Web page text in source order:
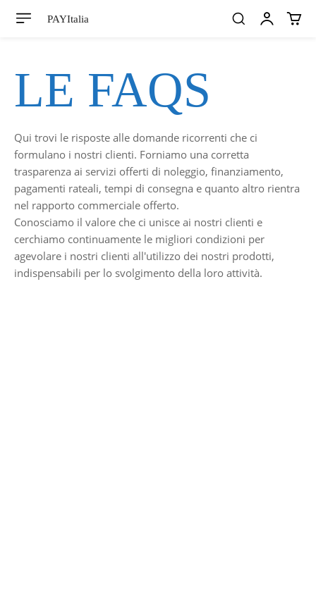
PAYItalia
LE FAQS
Qui trovi le risposte alle domande ricorrenti che ci
formulano i nostri clienti. Forniamo una corretta
trasparenza ai servizi offerti di noleggio, finanziamento,
pagamenti rateali, tempi di consegna e quanto altro rientra
nel rapporto commerciale offerto.
Conosciamo il valore che ci unisce ai nostri clienti e
cerchiamo continuamente le migliori condizioni per
agevolare i nostri clienti all'utilizzo dei nostri prodotti,
indispensabili per lo svolgimento della loro attività.